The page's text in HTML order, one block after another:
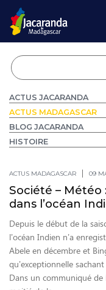
ACTUS JACARANDA
ACTUS MADAGASCAR
BLOG JACARANDA
HISTOIRE
ACTUS MADAGASCAR 09
Société –
dans l’océan
Depuis le début de la
l’océan Indien n’a
Abele en décembre et
qu’exceptionnelle
Dans un communiqué